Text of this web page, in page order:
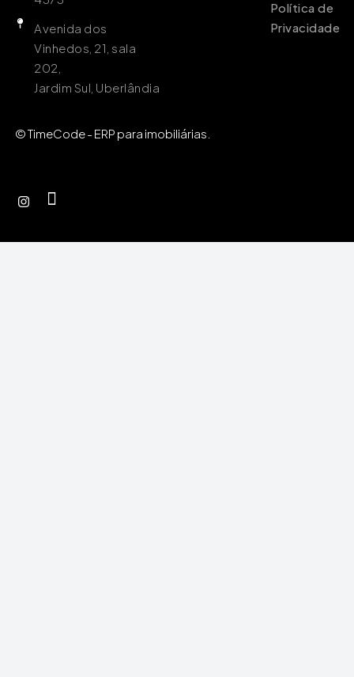
Avenida dos
Vinhedos, 21, sala
202,
Jardim Sul, Uberlândia
Política de
Privacidade
© TimeCode - ERP para imobiliárias.